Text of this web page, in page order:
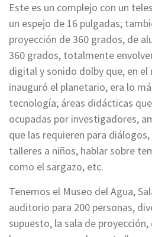
Este es un complejo con un
un espejo de 16 pulgadas;
proyección de 360 grados, de
360 grados, totalmente
digital y sonido dolby que, en
inauguró el planetario, era lo
tecnología; áreas didácticas
ocupadas por investigadores,
que las requieren para
talleres a niños, hablar sobre
como el sargazo, etc.
Tenemos el Museo del Agua,
auditorio para 200 personas,
supuesto, la sala de